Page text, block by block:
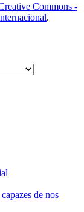
Commons -
.
de nos